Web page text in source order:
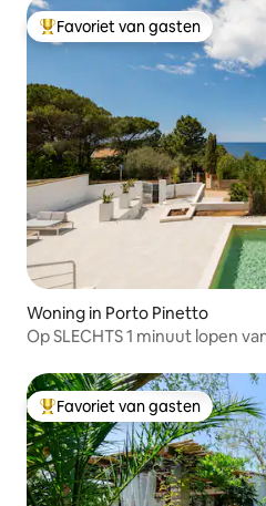
Topfavoriet van gasten
Favoriet van gasten
Woning in Porto Pinetto
Op SLECHTS 1 minuut lopen
Topfavoriet van gasten
Favoriet van gasten